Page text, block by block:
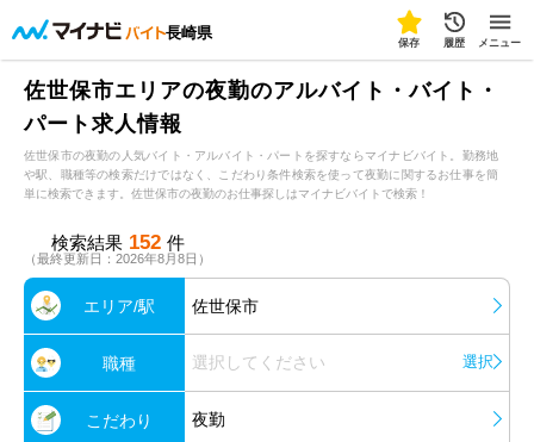
長崎県
保存 履歴 メニュー
佐世保市エリアの夜勤のアルバイト・バイト・
パート求人情報
佐世保市の夜勤の人気バイト・アルバイト・パートを探すならマイナビバイト。勤務地
や駅、職種等の検索だけではなく、こだわり条件検索を使って夜勤に関するお仕事を簡
単に検索できます。佐世保市の夜勤のお仕事探しはマイナビバイトで検索！
検索結果 152 件
（最終更新日：2026年8月8日）
エリア/駅 佐世保市
職種 選択してください 選択
こだわり 夜勤